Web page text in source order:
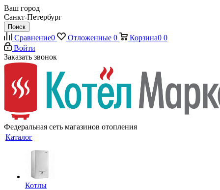
Ваш город
Санкт-Петербург
Поиск
Сравнение0 Отложенные 0 Корзина0 0
Войти
Заказать звонок
Федеральная сеть магазинов отопления
Каталог
Котлы